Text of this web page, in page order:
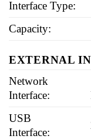
Interface Type:
Capacity:
EXTERNAL
Network
Interface:
USB
Interface: